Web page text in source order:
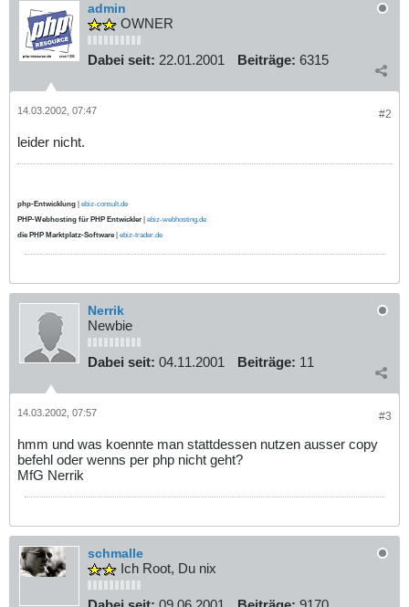
admin
OWNER
Dabei seit: 22.01.2001 Beiträge: 6315
#2
14.03.2002, 07:47
leider nicht.
php-Entwicklung | ebiz-consult.de
PHP-Webhosting für PHP Entwickler | ebiz-webhosting.de
die PHP Marktplatz-Software | ebiz-trader.de
Nerrik
Newbie
Dabei seit: 04.11.2001 Beiträge: 11
#3
14.03.2002, 07:57
hmm und was koennte man stattdessen nutzen ausser copy
befehl oder wenns per php nicht geht?
MfG Nerrik
schmalle
Ich Root, Du nix